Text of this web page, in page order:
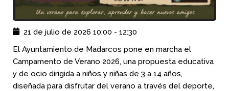
21 de julio de 2026 10:00 - 12:30
El Ayuntamiento de Madarcos pone en marcha el
Campamento de Verano 2026, una propuesta educativa
y de ocio dirigida a niños y niñas de 3 a 14 años,
diseñada para disfrutar del verano a través del deporte,